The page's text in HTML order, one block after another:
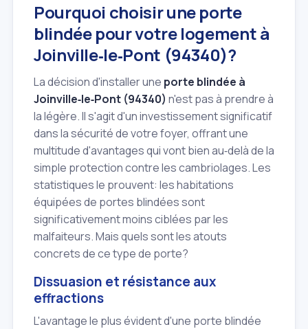
Pourquoi choisir une porte
blindée pour votre logement à
Joinville‑le‑Pont (94340)?
La décision d'installer une porte blindée à
Joinville‑le‑Pont (94340) n'est pas à prendre à
la légère. Il s'agit d'un investissement significatif
dans la sécurité de votre foyer, offrant une
multitude d'avantages qui vont bien au‑delà de la
simple protection contre les cambriolages. Les
statistiques le prouvent: les habitations
équipées de portes blindées sont
significativement moins ciblées par les
malfaiteurs. Mais quels sont les atouts
concrets de ce type de porte?
Dissuasion et résistance aux
effractions
L'avantage le plus évident d'une porte blindée